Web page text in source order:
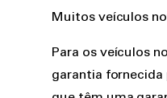
Muitos veículos
Para os veículos
garantia fornecida